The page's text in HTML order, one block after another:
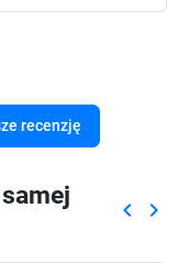
recenzję
keyboard_arrow_left keyboard_arrow_right